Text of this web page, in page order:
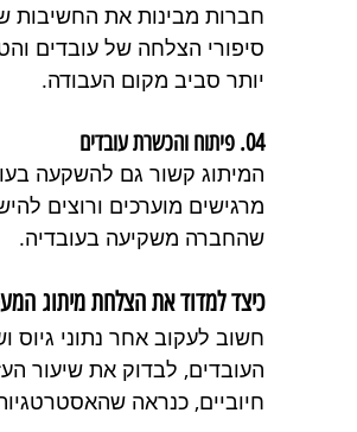
חברות מבינות את החשיבות
סיפורי הצלחה של עובדים
יותר סביב מקום העבודה.
04. פיתוח והכשרת עובדים
המיתוג קשור גם להשקעה
מרגישים מוערכים ורוצים
שהחברה משקיעה בעובדיה.
כיצד למדוד את הצלחת מיתוג
חשוב לעקוב אחר נתוני
העובדים, לבדוק את שיעור
חיוביים, כנראה